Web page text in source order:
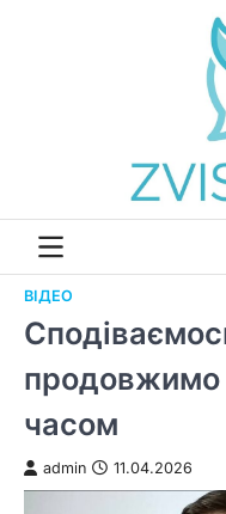
ВІДЕО
часом
admin 11.04.2026